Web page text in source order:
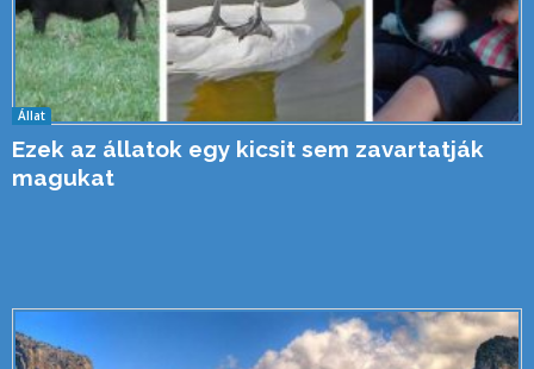
Állat
Ezek az állatok egy kicsit sem zavartatják
magukat